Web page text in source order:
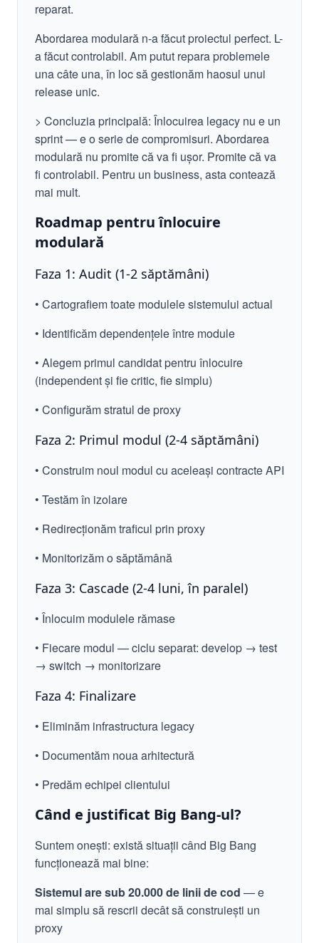
reparat.
Abordarea modulară n-a făcut proiectul perfect. L-
a făcut controlabil. Am putut repara problemele
una câte una, în loc să gestionăm haosul unui
release unic.
> Concluzia principală: Înlocuirea legacy nu e un
sprint — e o serie de compromisuri. Abordarea
modulară nu promite că va fi ușor. Promite că va
fi controlabil. Pentru un business, asta contează
mai mult.
Roadmap pentru înlocuire
modulară
Faza 1: Audit (1-2 săptămâni)
• Cartografiem toate modulele sistemului actual
• Identificăm dependențele între module
• Alegem primul candidat pentru înlocuire
(independent și fie critic, fie simplu)
• Configurăm stratul de proxy
Faza 2: Primul modul (2-4 săptămâni)
• Construim noul modul cu aceleași contracte API
• Testăm în izolare
• Redirecționăm traficul prin proxy
• Monitorizăm o săptămână
Faza 3: Cascade (2-4 luni, în paralel)
• Înlocuim modulele rămase
• Fiecare modul — ciclu separat: develop → test
→ switch → monitorizare
Faza 4: Finalizare
• Eliminăm infrastructura legacy
• Documentăm noua arhitectură
• Predăm echipei clientului
Când e justificat Big Bang-ul?
Suntem onești: există situații când Big Bang
funcționează mai bine:
Sistemul are sub 20.000 de linii de cod — e
mai simplu să rescrii decât să construiești un
proxy